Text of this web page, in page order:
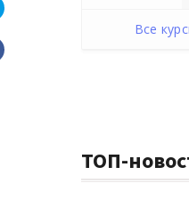
Все
ТОП-